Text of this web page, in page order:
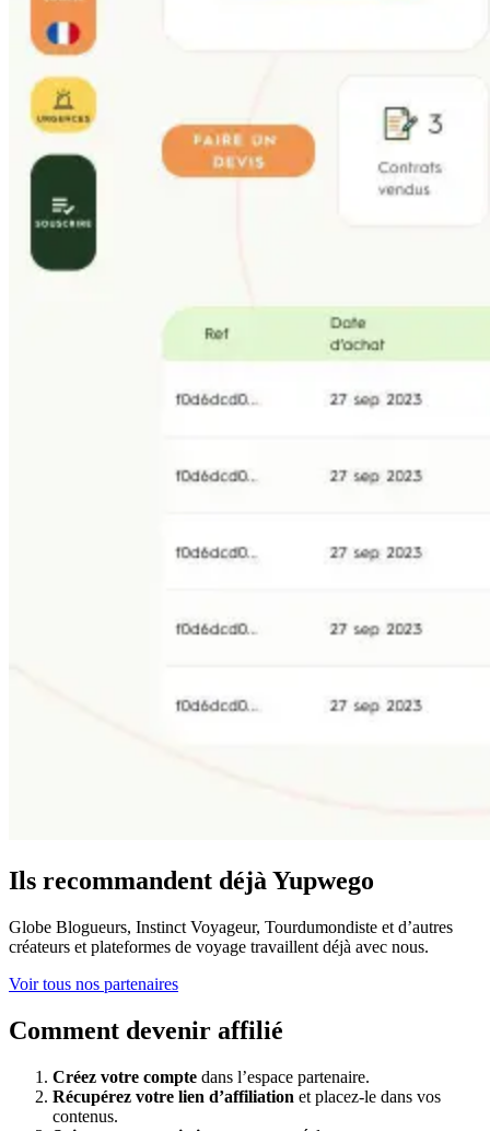
Ils recommandent déjà Yupwego
Globe Blogueurs, Instinct Voyageur, Tourdumondiste et d’autres
créateurs et plateformes de voyage travaillent déjà avec nous.
Voir tous nos partenaires
Comment devenir affilié
Créez votre compte dans l’espace partenaire.
Récupérez votre lien d’affiliation et placez-le dans vos
contenus.